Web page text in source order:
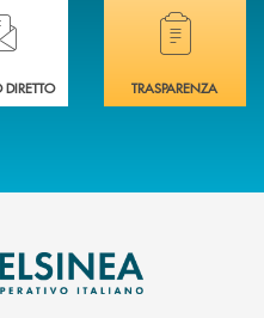
filiali .
immediata? Contattaci!
DIRETTO
Hai bisogno di
TRASPARENZA